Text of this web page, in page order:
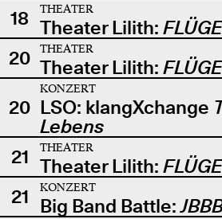
18
THEATER
Theater Lilith:
20
THEATER
Theater Lilith:
20
KONZERT
LSO: klangXchange
Lebens
21
THEATER
Theater Lilith:
21
KONZERT
Big Band Battle: